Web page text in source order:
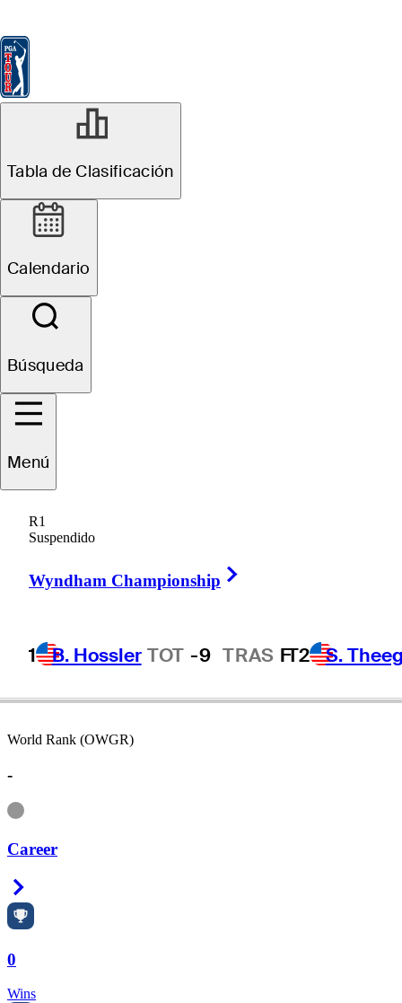
Tabla de Clasificación
Calendario
Búsqueda
Menú
R1
Suspendido
Wyndham Championship
1 B. Hossler TOT -9 TRAS FT2 S.
Craig
UNITED STATES
World Rank (OWGR)
-
Information
Career
0
Wins